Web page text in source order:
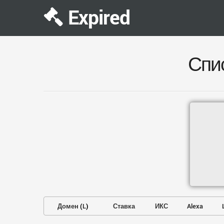
Expired
Домен (L) Ставка ИКС Alexa